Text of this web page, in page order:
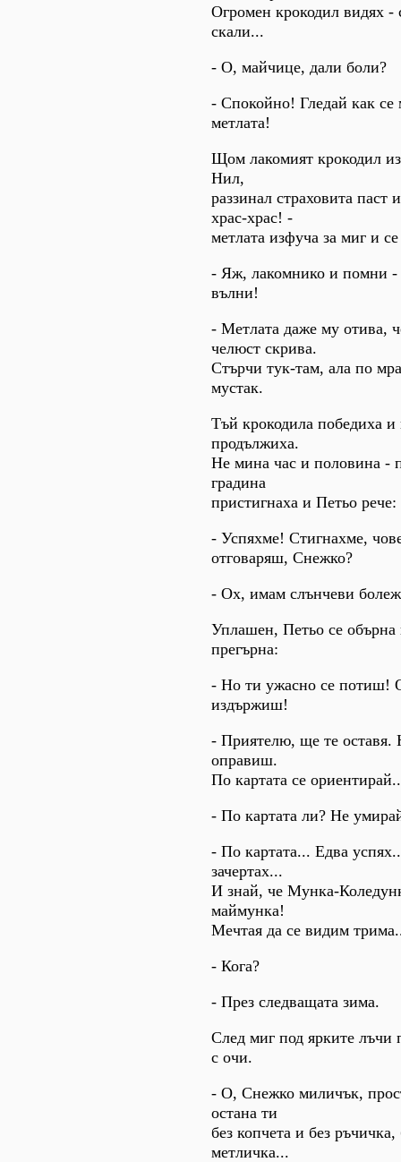
Огромен крокодил видях -
скали...
- О, майчице, дали боли?
- Спокойно! Гледай как се
метлата!
Щом лакомият крокодил
Нил,
раззинал страховита паст
храс-храс! -
метлата изфуча за миг и
- Яж, лакомнико и помни -
вълни!
- Метлата даже му отива,
челюст скрива.
Стърчи тук-там, ала по
мустак.
Тъй крокодила победиха и
продължиха.
Не мина час и половина -
градина
пристигнаха и Петьо рече:
- Успяхме! Стигнахме,
отговаряш, Снежко?
- Ох, имам слънчеви
Уплашен, Петьо се обърна
прегърна:
- Но ти ужасно се потиш!
издържиш!
- Приятелю, ще те оставя.
оправиш.
По картата се
- По картата ли? Не
- По картата... Едва
зачертах...
И знай, че Мунка-
маймунка!
Мечтая да се видим
- Кога?
- През следващата зима.
След миг под ярките лъчи
с очи.
- О, Снежко миличък,
остана ти
без копчета и без
метличка...